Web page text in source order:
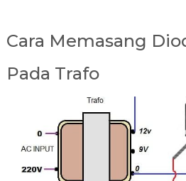
Cara Memasang
Pada Trafo